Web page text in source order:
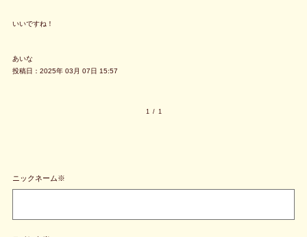
いいですね！
あいな
投稿日：2025年 03月 07日 15:57
1 / 1
ニックネーム※